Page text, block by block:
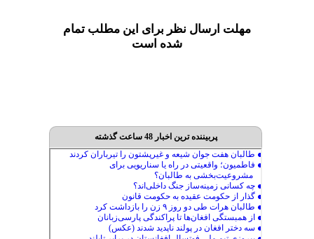
مهلت ارسال نظر برای این مطلب تمام
شده است
پربیننده ترین اخبار 48 ساعت گذشته